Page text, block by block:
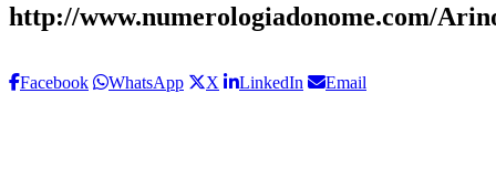
http://www.numerologiadonome.com/
Facebook WhatsApp X LinkedIn Email